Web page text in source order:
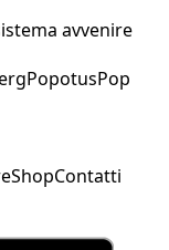
avvenire
PopotusPop
ShopContatti